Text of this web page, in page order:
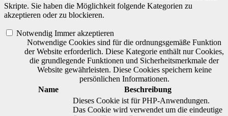
Skripte. Sie haben die Möglichkeit folgende Kategorien zu
akzeptieren oder zu blockieren.
Notwendig Immer akzeptieren
Notwendige Cookies sind für die ordnungsgemäße Funktion
der Website erforderlich. Diese Kategorie enthält nur Cookies,
die grundlegende Funktionen und Sicherheitsmerkmale der
Website gewährleisten. Diese Cookies speichern keine
persönlichen Informationen.
Name
Beschreibung
Dieses Cookie ist für PHP-Anwendungen.
Das Cookie wird verwendet um die eindeutige